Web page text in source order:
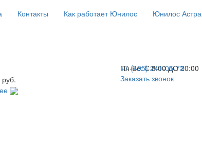
Контакты Как работает Юнилос Юнилос Астра
+7 (495) 241-05-73
Пн-Вс: С 8:00 ДО 20:00
Заказать звонок
руб.